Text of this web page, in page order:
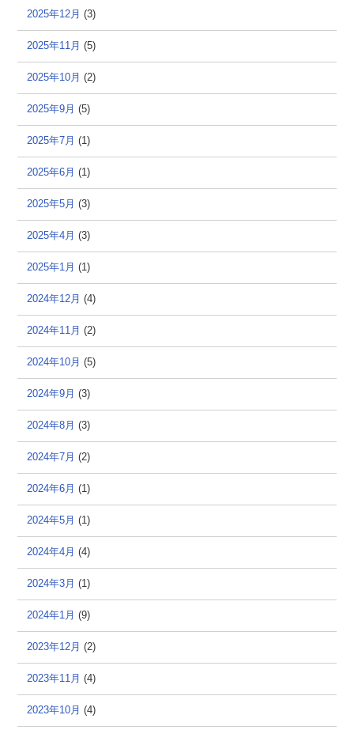
2025年12月 (3)
2025年11月 (5)
2025年10月 (2)
2025年9月 (5)
2025年7月 (1)
2025年6月 (1)
2025年5月 (3)
2025年4月 (3)
2025年1月 (1)
2024年12月 (4)
2024年11月 (2)
2024年10月 (5)
2024年9月 (3)
2024年8月 (3)
2024年7月 (2)
2024年6月 (1)
2024年5月 (1)
2024年4月 (4)
2024年3月 (1)
2024年1月 (9)
2023年12月 (2)
2023年11月 (4)
2023年10月 (4)